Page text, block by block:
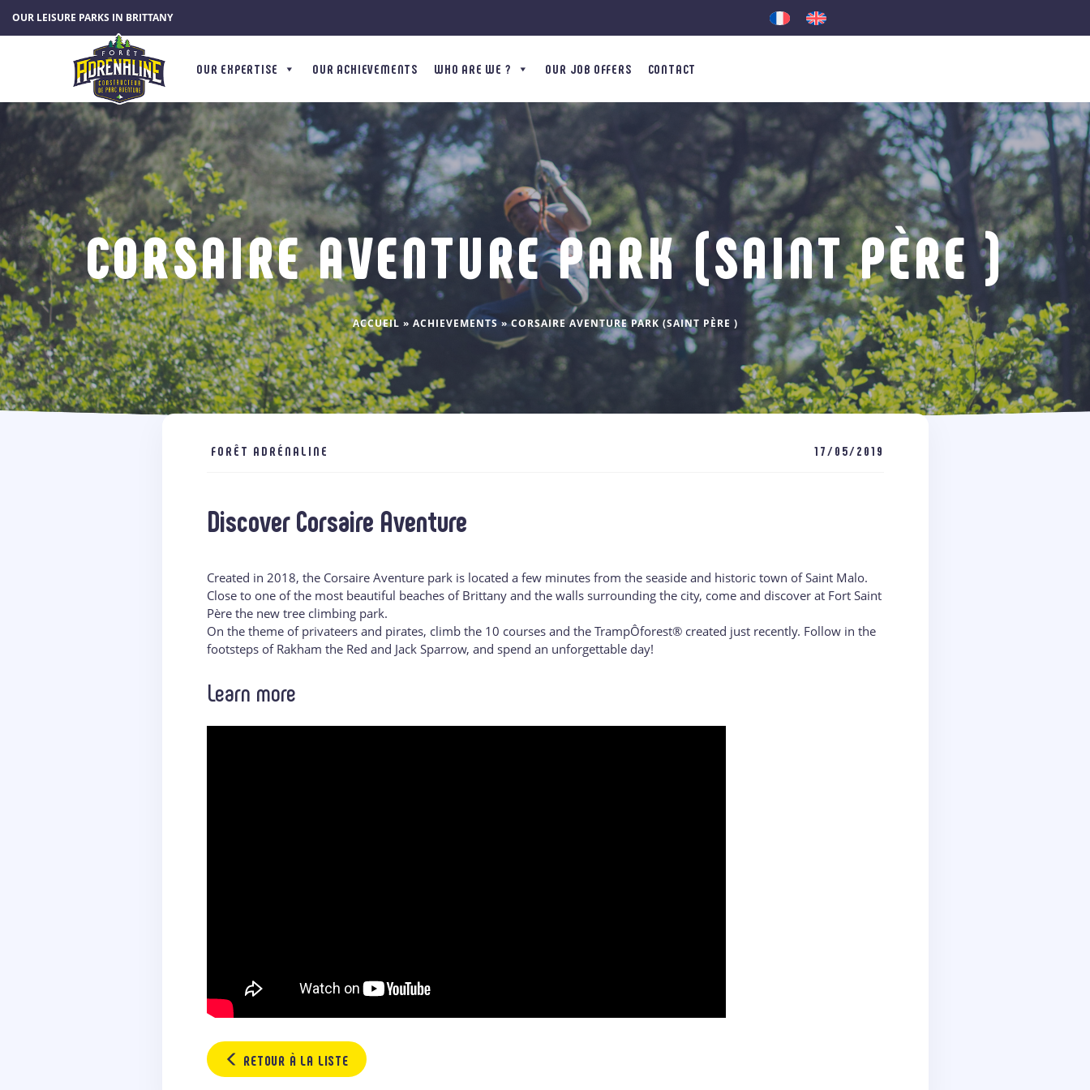
OUR LEISURE PARKS IN BRITTANY
OUR EXPERTISE OUR ACHIEVEMENTS WHO ARE WE ? OUR JOB OFFERS CONTACT
CORSAIRE AVENTURE PARK (SAINT PÈRE )
ACCUEIL » ACHIEVEMENTS»CORSAIRE AVENTURE PARK (SAINT PÈRE )
FORÊT ADRÉNALINE 17/05/2019
Discover Corsaire Aventure
Created in 2018, the Corsaire Aventure park is located a few minutes from the seaside and historic town of Saint Malo.
Close to one of the most beautiful beaches of Brittany and the walls surrounding the city, come and discover at Fort Saint
Père the new tree climbing park.
On the theme of privateers and pirates, climb the 10 courses and the TrampÔforest® created just recently. Follow in the
footsteps of Rakham the Red and Jack Sparrow, and spend an unforgettable day!
Learn more
RETOUR À LA LISTE
Cookies management panel